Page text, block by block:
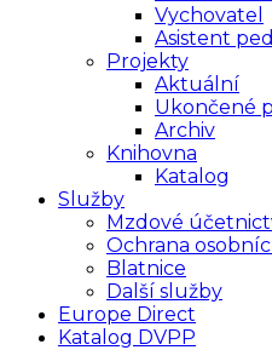
Vychovatel
Asistent
Projekty
Aktuální
Ukončené
Archiv
Knihovna
Katalog
Služby
Mzdové
Ochrana
Blatnice
Další služby
Europe Direct
Katalog DVPP